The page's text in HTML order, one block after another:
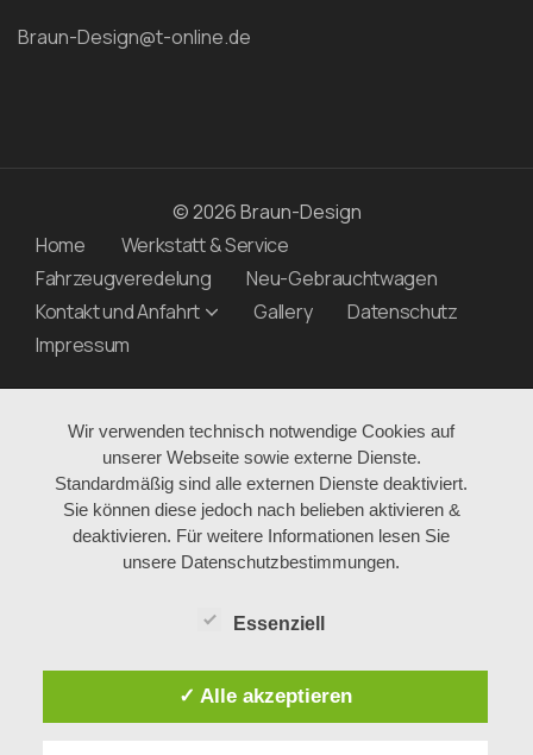
Braun-Design@t-online.de
© 2026 Braun-Design
Home
Werkstatt & Service
Fahrzeugveredelung
Neu-Gebrauchtwagen
Kontakt und Anfahrt
Gallery
Datenschutz
Impressum
Wir verwenden technisch notwendige Cookies auf
unserer Webseite sowie externe Dienste.
Standardmäßig sind alle externen Dienste deaktiviert.
Sie können diese jedoch nach belieben aktivieren &
deaktivieren. Für weitere Informationen lesen Sie
unsere Datenschutzbestimmungen.
Essenziell
✓ Alle akzeptieren